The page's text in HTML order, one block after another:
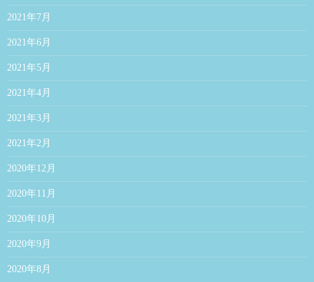
2021年7月
2021年6月
2021年5月
2021年4月
2021年3月
2021年2月
2020年12月
2020年11月
2020年10月
2020年9月
2020年8月